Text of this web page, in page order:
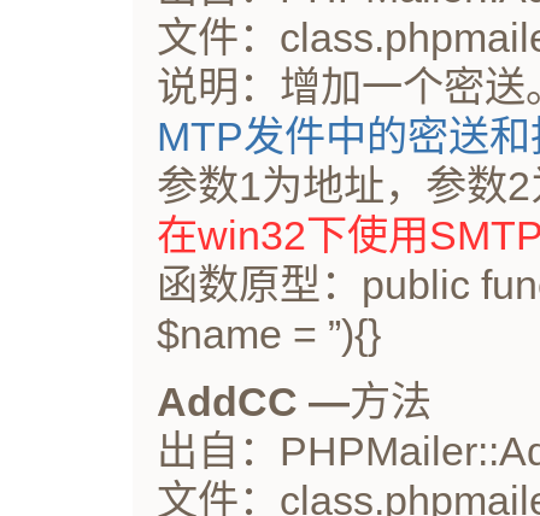
文件：
说明：增加一个密
MTP发件中的密送
参数1为地址，参数
在win32下使用
函数原型：public
$name = ”){}
AddCC —方法
出自：
文件：